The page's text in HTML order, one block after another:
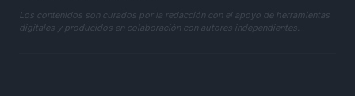
Los contenidos son curados por la redacción con el apoyo de herramientas
digitales y producidos en colaboración con autores independientes.